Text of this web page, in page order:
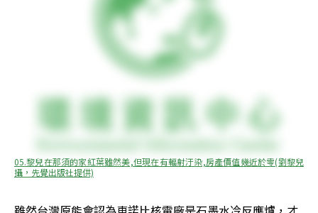
05.黎兒在那須的家紅葉雖然美,但現在有輻射汙染,房產價值幾近於零(劉黎兒
攝，先覺出版社提供)